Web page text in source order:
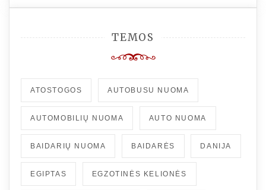
TEMOS
ATOSTOGOS AUTOBUSU NUOMA
AUTOMOBILIŲ NUOMA AUTO NUOMA
BAIDARIŲ NUOMA BAIDARĖS DANIJA
EGIPTAS EGZOTINĖS KELIONĖS